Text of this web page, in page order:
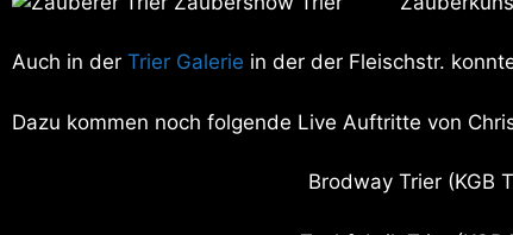
Auch in der Trier Galerie in der der Fleischstr.
Dazu kommen noch folgende Live Auftritte von
Brodway Trier (KGB